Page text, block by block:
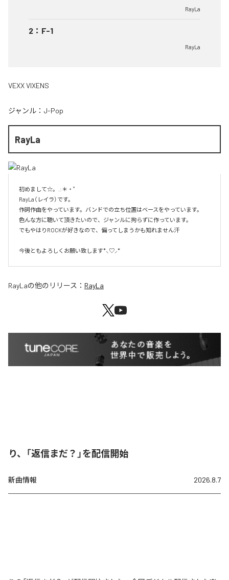
RayLa
2 ： F-1
RayLa
VEXX VIXENS
ジャンル： J-Pop
RayLa
初めまして☆。.:＊・゜
RayLa（レイラ）です。
作詞作曲をやっています。バンドでの立ち位置はベースをやっています。
色んな方に聴いて頂きたいので、ジャンルに拘らずに作っています。
でもやはりROCKが好きなので、偏ってしまうかも知れません汗
今後ともよろしくお願い致します*⸜♡⸝*
RayLaの他のリリース： RayLa
り、「返信まだ？」を配信開始
新曲情報 2026.8.7